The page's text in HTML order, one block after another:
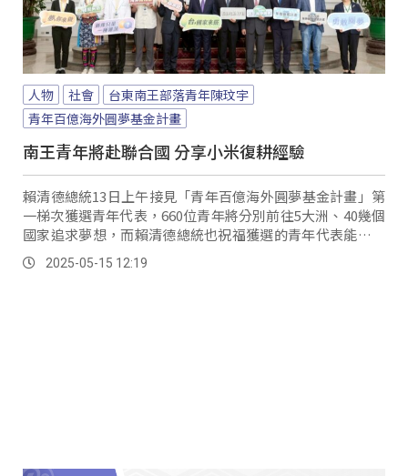
人物 社會
台東南王部落青年陳玟宇
青年百億海外圓夢基金計畫
南王青年將赴聯合國 分享小米復耕經驗
賴清德總統13日上午接見「青年百億海外圓夢基金計畫」第
一梯次獲選青年代表，660位青年將分別前往5大洲、40幾個
國家追求夢想，而賴清德總統也祝福獲選的青年代表能乘風
破浪、逐夢踏實。
2025-05-15 12:19